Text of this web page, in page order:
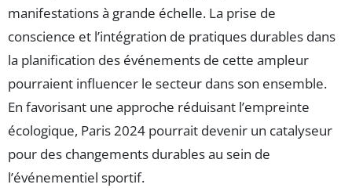
manifestations à grande échelle. La prise de
conscience et l’intégration de pratiques durables dans
la planification des événements de cette ampleur
pourraient influencer le secteur dans son ensemble.
En favorisant une approche réduisant l’empreinte
écologique, Paris 2024 pourrait devenir un catalyseur
pour des changements durables au sein de
l’événementiel sportif.